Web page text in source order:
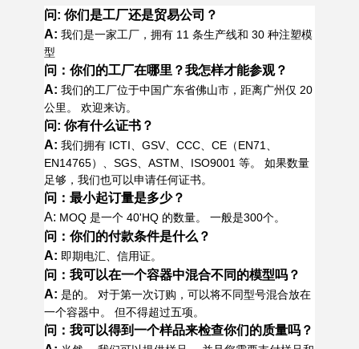
问: 你们是工厂还是贸易公司？
A: 我们是一家工厂，拥有 11 条生产线和 30 种注塑模
型
问：你们的工厂在哪里？我怎样才能参观？
A: 我们的工厂位于中国广东省佛山市，距离广州仅 20
公里。 欢迎来访。
问: 你有什么证书？
A: 我们拥有 ICTI、GSV、CCC、CE（EN71、
EN14765）、SGS、ASTM、ISO9001 等。 如果数量
足够，我们也可以申请任何证书。
问：最小起订量是多少？
A: MOQ 是一个 40'HQ 的数量。 一般是300个。
问：你们的付款条件是什么？
A: 即期电汇、信用证。
问：我可以在一个容器中混合不同的模型吗？
A: 是的。 对于第一次订购，可以将不同型号混合放在
一个容器中。 但不得超过五项。
问：我可以得到一个样品来检查你们的质量吗？